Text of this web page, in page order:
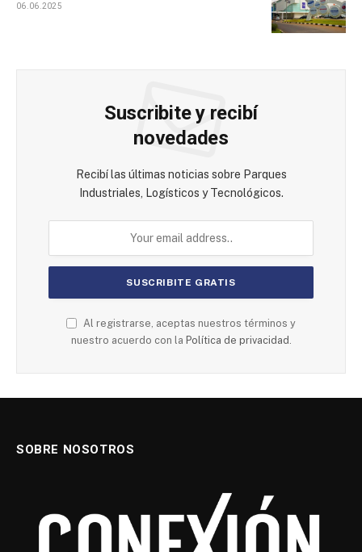
06.06.2025
Suscribite y recibí
novedades
Recibí las últimas noticias sobre Parques
Industriales, Logísticos y Tecnológicos.
Al registrarse, aceptas nuestros términos y
nuestro acuerdo con la Política de privacidad .
SOBRE NOSOTROS